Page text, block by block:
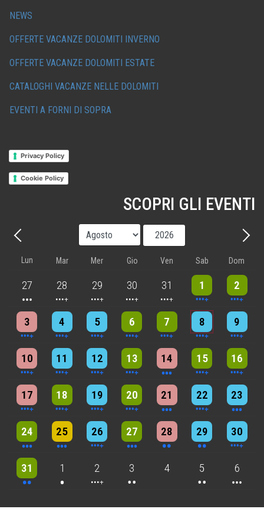
NEWS
OFFERTE VACANZE DOLOMITI INVERNO
OFFERTE VACANZE DOLOMITI ESTATE
CATALOGHI VACANZE NELLE DOLOMITI
EVENTI A FORNI DI SOPRA
Privacy Policy
Cookie Policy
SCOPRI GLI EVENTI
Precedente - Mese
Anno
Lun Mar Mer Gio Ven Sab Dom
27
3 events 28
4 events 29
5 events 30
5 events 31
5 events 1
9 events 2
8 events
3
4 events 4
4 events 5
7 events 6
6 events 7
5 events 8
7 events 9
8 events
10
5 events 11
7 events 12
6 events 13
9 events 14
3 events 15
7 events 16
4 events
17
5 events 18
6 events 19
7 events 20
6 events 21
3 events 22
4 events 23
3 events
24
3 events 25
3 events 26
6 events 27
3 events 28
2 events 29
2 events 30
4 events
31
2 events 1
One event 2
4 events 3
2 events 4 5
2 events 6
3 events